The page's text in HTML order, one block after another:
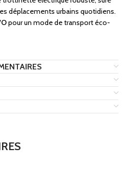
déplacements urbains quotidiens.
pour un mode de transport éco-